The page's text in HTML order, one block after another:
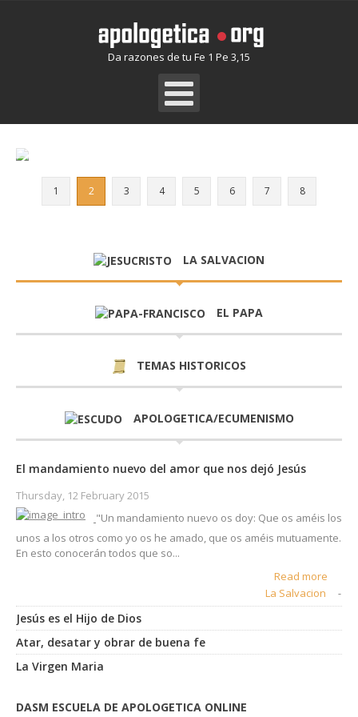
Da razones de tu Fe 1 Pe 3,15
1 2 3 4 5 6 7 8
LA SALVACION
EL PAPA
TEMAS HISTORICOS
APOLOGETICA/ECUMENISMO
El mandamiento nuevo del amor que nos dejó Jesús
Thursday, 12 February 2015
"Un mandamiento nuevo os doy: Que os améis los
unos a los otros como yo os he amado, que os améis mutuamente.
En esto conocerán todos que so...
Read more
-
La Salvacion
Jesús es el Hijo de Dios
Atar, desatar y obrar de buena fe
La Virgen Maria
Wednesday, 28 January 2015
Thursday, 02 April 2015
Sunday, 29 March 2015
DASM ESCUELA DE APOLOGETICA ONLINE